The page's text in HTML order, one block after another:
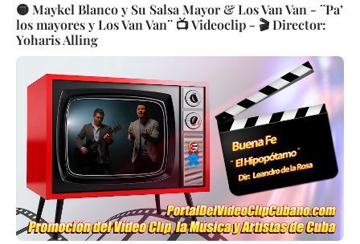
🟡 Maykel Blanco y Su Salsa Mayor & Los Van Van - ¨Pa’
los mayores y Los Van Van¨ 📺 Videoclip - 🎬 Director:
Yoharis Alling